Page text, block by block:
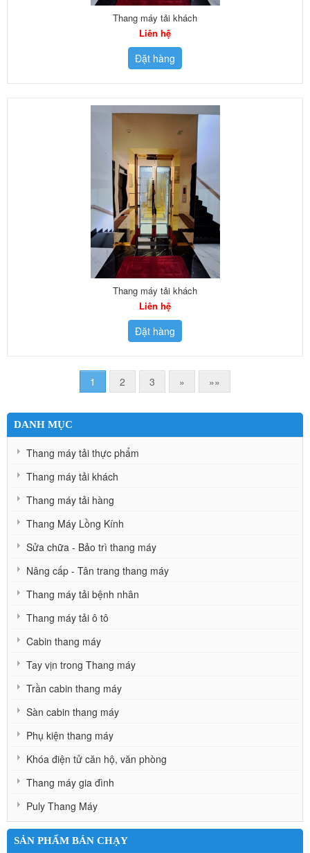
Thang máy tải khách
Liên hệ
Đặt hàng
Thang máy tải khách
Liên hệ
Đặt hàng
1 2 3 » »»
DANH MỤC
Thang máy tải thực phẩm
Thang máy tải khách
Thang máy tải hàng
Thang Máy Lồng Kính
Sửa chữa - Bảo trì thang máy
Nâng cấp - Tân trang thang máy
Thang máy tải bệnh nhân
Thang máy tải ô tô
Cabin thang máy
Tay vịn trong Thang máy
Trần cabin thang máy
Sàn cabin thang máy
Phụ kiện thang máy
Khóa điện tử căn hộ, văn phòng
Thang máy gia đình
Puly Thang Máy
SẢN PHẨM BÁN CHẠY